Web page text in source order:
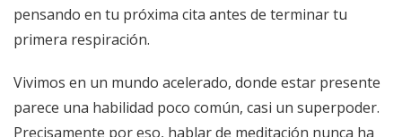
pensando en tu próxima cita antes de terminar tu
primera respiración.
Vivimos en un mundo acelerado, donde estar presente
parece una habilidad poco común, casi un superpoder.
Precisamente por eso, hablar de meditación nunca ha